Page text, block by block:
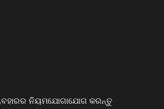
ନିୟମଯୋଗାଯୋଗ କରନ୍ତୁ